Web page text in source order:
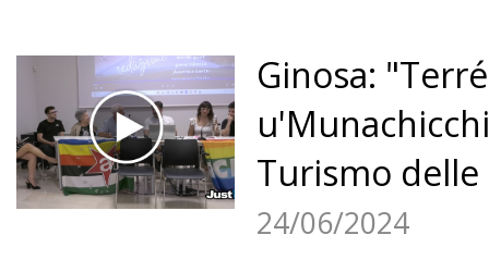
Ginosa:
Turismo delle
24/06/2024